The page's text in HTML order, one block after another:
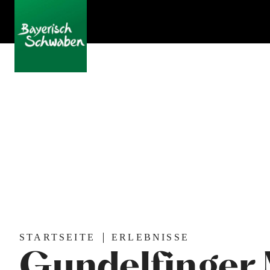
STARTSEITE ERLEBNISSE